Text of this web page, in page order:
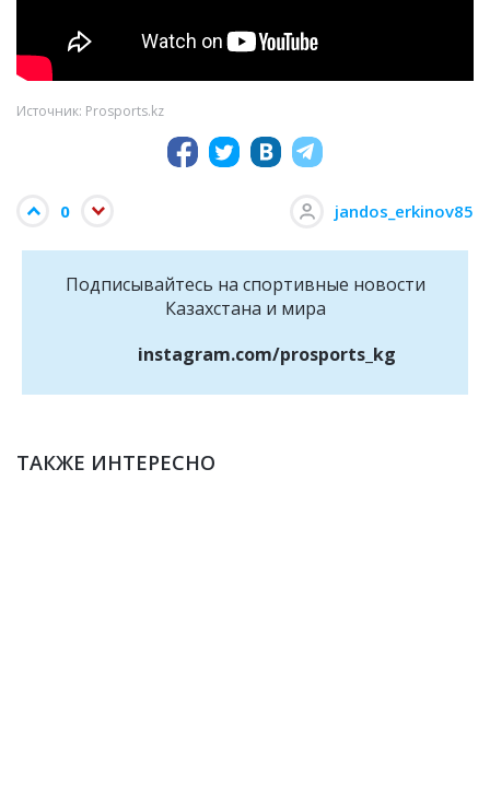
Источник: Prosports.kz
0 jandos_erkinov85
Подписывайтесь на cпортивные новости
Казахстана и мира
instagram.com/prosports_kg
ТАКЖЕ ИНТЕРЕСНО